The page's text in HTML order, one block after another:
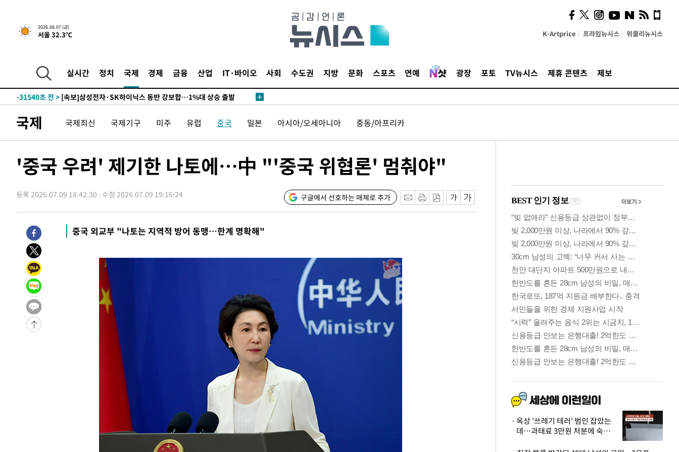
2026.08.07 (금)
서울 32.3℃ K-Artprice 프라임뉴시스 위클리뉴시스
실시간 정치 국제 경제 금융 산업 IT·바이오 사회 수도권 지방 문화 스포츠 연예 광장 포토 TV뉴시스 제휴 콘텐츠 제보
-17487초 전 >[속보] 뉴욕증시, 일제 하락 마감…나스닥 0.06%↓
-31989초 전 >
[속보]합수본, '투표율 허위 입력' 중앙·서울·경기도 선관위 등 9곳
압수수색
-31744초 전 >
-31540초 전 > [속보]삼성전자·SK하이닉스 동반 강보합…1%대 상승 출발
-31494초 전 >
[속보]코스피, 6300선 재탈환…1.09% 오른 6365.07 개장
-28659초 전 >시리아 다마스쿠스 교외에서 미니버스 폭발.. 14명 부상, 3명은 중
-22921초 전 > 이란, 호르무즈서 "적국 목표물들"과 대치로 남부 케슘섬에서 두차
발효
-19787초 전 >[속보]트럼프, 美 원정출산 금지 행정명령 서명
-17487초 전 >[속보] 뉴욕증시, 일제 하락 마감…나스닥 0.06%↓
-32108초 전 >
[속보]경찰·노동부, HL만도 평택사업장 끼임 사망 관련 압수수색
-31989초 전 >
[속보]합수본, '투표율 허위 입력' 중앙·서울·경기도 선관위 등 9곳
압수수색
-31744초 전 >
-31540초 전 >
[속보]삼성전자·SK하이닉스 동반 강보합…1%대 상승 출발
-31526초 전 >
[속보]코스닥, 5.95포인트(0.74%) 상승한 807.62개장
-31494초 전 >
[속보]코스피, 6300선 재탈환…1.09% 오른 6365.07 개장
-28659초 전 >
시리아 다마스쿠스 교외에서 미니버스 폭발.. 14명 부상, 3명은 중
-27957초 전 >
입추에도 극한더위…서울 낮 39도 '폭염중대경보'
이란, 호르무즈서 "적국 목표물들"과 대치로 남부 케슘섬에서 두차
[속보]美, 폴리실리콘 수입 규제…파생제품 15% 관세, 120일 후
[속보]트럼프, 美 원정출산 금지 행정명령 서명
[속보] 뉴욕증시, 일제 하락 마감…나스닥 0.06%↓
국제 국제최신 국제기구 미주 유럽 중국 일본 아시아/오세아니아 중동/아프리카
'중국 우려' 제기한 나토에…中 "'중국 위협론' 멈춰야"
등록 2026.07.09 18:42:30 수정 2026.07.09 19:16:24 구글에서 선호하는 매체로 추가
중국 외교부 "나토는 지역적 방어 동맹…한계 명확해"
시, 스마트폰 액세서리에
NFC 더했다
옥상 '쓰레기 테러' 범인 잡았는
데…과태료 3만원 처분에 숙박업